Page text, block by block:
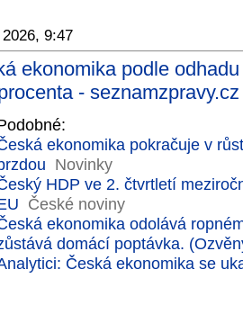
9:47
ekonomika podle
- seznamzpravy.cz
ekonomika pokračuje v
Novinky
HDP ve 2. čtvrtletí
České noviny
ekonomika odolává
domácí poptávka.
Česká ekonomika se